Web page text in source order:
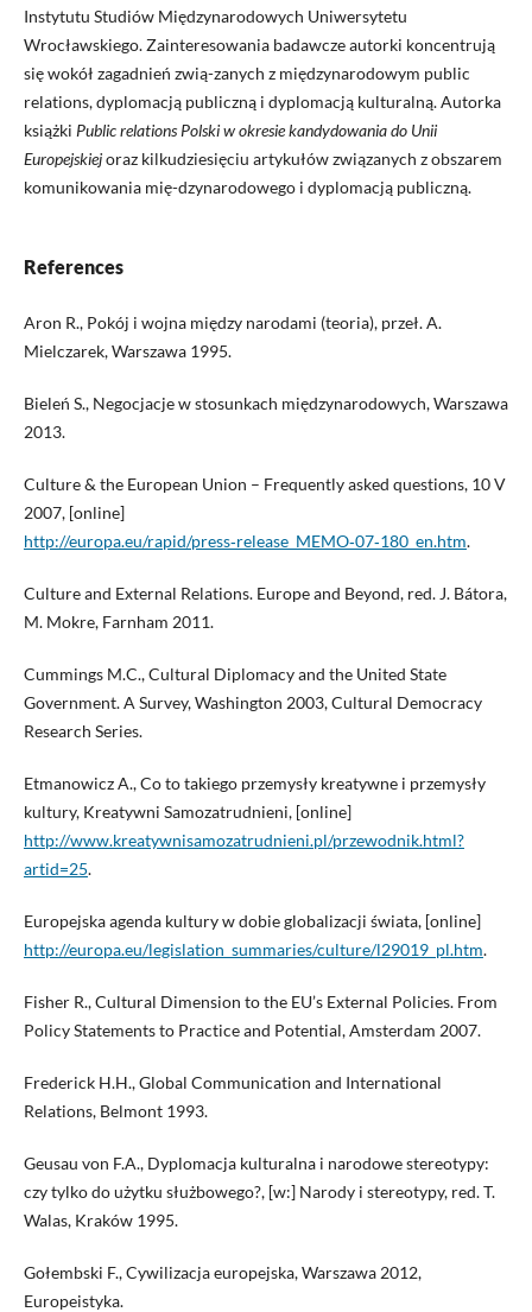
Instytutu Studiów Międzynarodowych Uniwersytetu
Wrocławskiego. Zainteresowania badawcze autorki koncentrują
się wokół zagadnień zwią-zanych z międzynarodowym public
relations, dyplomacją publiczną i dyplomacją kulturalną. Autorka
książki Public relations Polski w okresie kandydowania do Unii
Europejskiejoraz kilkudziesięciu artykułów związanych z obszarem
komunikowania mię-dzynarodowego i dyplomacją publiczną.
References
Aron R., Pokój i wojna między narodami (teoria), przeł. A.
Mielczarek, Warszawa 1995.
Bieleń S., Negocjacje w stosunkach międzynarodowych, Warszawa
2013.
Culture & the European Union – Frequently asked questions, 10 V
2007, [online]
http://europa.eu/rapid/press‑release_MEMO‑07‑180_en.htm.
Culture and External Relations. Europe and Beyond, red. J. Bátora,
M. Mokre, Farnham 2011.
Cummings M.C., Cultural Diplomacy and the United State
Government. A Survey, Washington 2003, Cultural Democracy
Research Series.
Etmanowicz A., Co to takiego przemysły kreatywne i przemysły
kultury, Kreatywni Samozatrudnieni, [online]
http://www.kreatywnisamozatrudnieni.pl/przewodnik.html?
artid=25.
Europejska agenda kultury w dobie globalizacji świata, [online]
http://europa.eu/legislation_summaries/culture/l29019_pl.htm.
Fisher R., Cultural Dimension to the EU’s External Policies. From
Policy Statements to Practice and Potential, Amsterdam 2007.
Frederick H.H., Global Communication and International
Relations, Belmont 1993.
Geusau von F.A., Dyplomacja kulturalna i narodowe stereotypy:
czy tylko do użytku służbowego?, [w:] Narody i stereotypy, red. T.
Walas, Kraków 1995.
Gołembski F., Cywilizacja europejska, Warszawa 2012,
Europeistyka.